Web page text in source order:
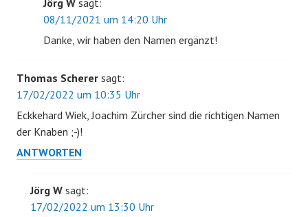
Jörg W sagt:
08/11/2021 um 14:20 Uhr
Danke, wir haben den Namen ergänzt!
Thomas Scherer sagt:
17/02/2022 um 10:35 Uhr
Eckkehard Wiek, Joachim Zürcher sind die richtigen Namen
der Knaben ;-)!
ANTWORTEN
Jörg W sagt:
17/02/2022 um 13:30 Uhr